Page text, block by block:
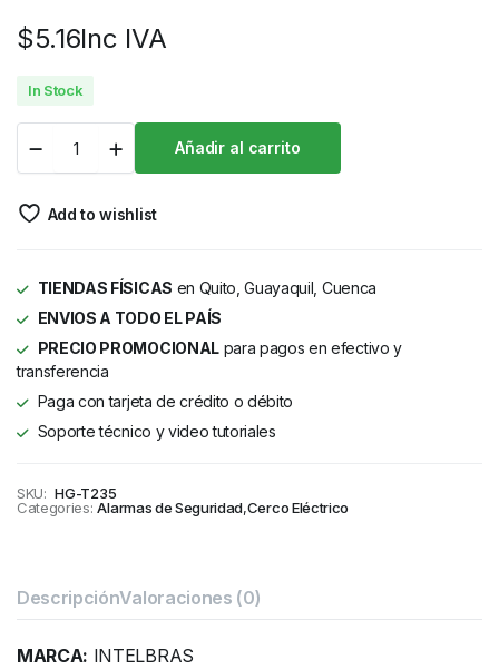
$5.16Inc IVA
In Stock
Añadir al carrito
Add to wishlist
TIENDAS FÍSICAS en Quito, Guayaquil, Cuenca
ENVIOS A TODO EL PAÍS
PRECIO PROMOCIONALpara pagos en efectivo y
transferencia
Paga con tarjeta de crédito o débito
Soporte técnico y video tutoriales
SKU: HG-T235
Categories: Alarmas de Seguridad,Cerco Eléctrico
DescripciónValoraciones (0)
MARCA: INTELBRAS